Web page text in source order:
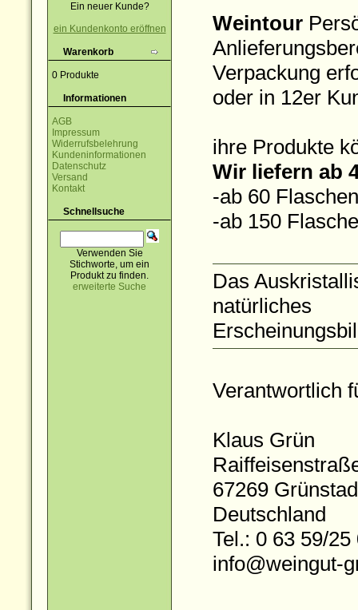
Ein neuer Kunde?
ein Kundenkonto eröffnen
Warenkorb
0 Produkte
Informationen
AGB
Impressum
Widerrufsbelehrung
Kundeninformationen
Datenschutz
Versand
Kontakt
Schnellsuche
Verwenden Sie
Stichworte, um ein
Produkt zu finden.
erweiterte Suche
Weintour
Verpackung
oder in 12er
ihre Produkte
Wir liefern ab
-ab 60
-ab 150
Das
natürliches
Verantwortlich
Klaus Grün
67269
Deutschland
Tel.: 0 63 59/
info@weingut-